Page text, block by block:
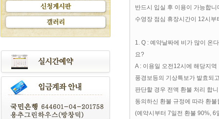
반드시 입실 후 이용이 가능합니
수영장 점심 휴장시간이 12시
1. Q : 예약날짜에 비가 많이 온
요?
A : 이용일 오전12시에 해당지
풍경보등의 기상특보가 발효되
판단할 경우 전액 환불 처리 합
동의하신 환불 규정에 따라 환
(예약시부터 7일전 환불 90%,